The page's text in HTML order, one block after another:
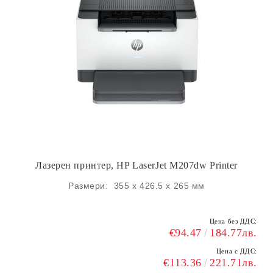
Лазерен принтер, HP LaserJet M207dw Printer
Размери: 355 x 426.5 x 265 мм
Цена без ДДС:
€94.47 184.77лв.
Цена с ДДС:
€113.36 221.71лв.